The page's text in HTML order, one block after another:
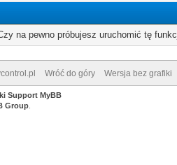
na pewno próbujesz uruchomić tę
Wróć do góry Wersja bez grafiki
Support MyBB
Group